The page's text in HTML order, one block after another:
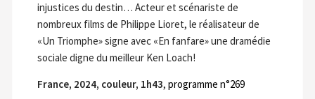
injustices du destin… Acteur et scénariste de
nombreux films de Philippe Lioret, le réalisateur de
«Un Triomphe» signe avec «En fanfare» une dramédie
sociale digne du meilleur Ken Loach!
France, 2024, couleur, 1h43, programme n°269